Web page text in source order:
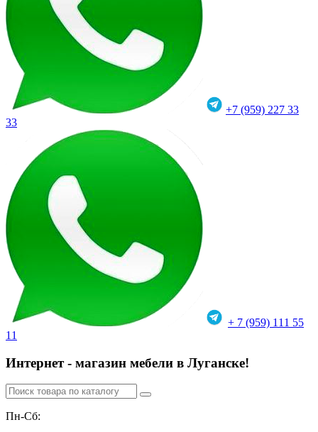
+7 (959) 227 33
33
+ 7 (959) 111 55
11
Интернет - магазин мебели в Луганске!
Пн-Сб: